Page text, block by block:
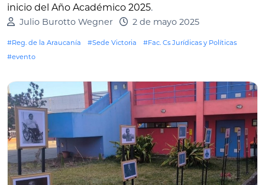
inicio del Año Académico 2025.
Julio Burotto Wegner 2 de mayo 2025
#Reg. de la Araucanía #Sede Victoria
#Fac. Cs Jurídicas y Políticas
#evento